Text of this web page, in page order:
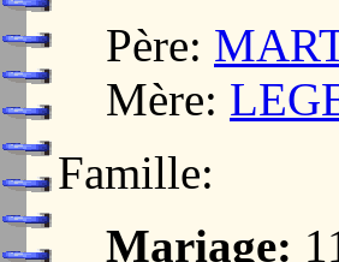
Père:
Mère:
Famille:
Mariage: